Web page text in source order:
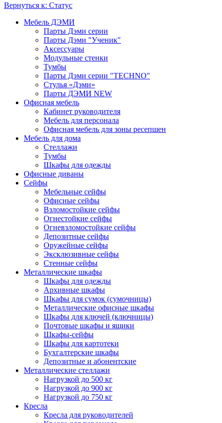
Вернуться к: Статус
Мебель ДЭМИ
Парты Дэми серии
Парты Дэми "Ученик"
Аксессуары
Модульные стенки
Тумбы
Парты Дэми серии "TECHNO"
Стулья «Дэми»
Парты ДЭМИ NEW
Офисная мебель
Кабинет руководителя
Мебель для персонала
Офисная мебель для зоны ресепшен
Мебель для дома
Стеллажи
Тумбы
Шкафы для одежды
Офисные диваны
Сейфы
Мебельные сейфы
Офисные сейфы
Взломостойкие сейфы
Огнестойкие сейфы
Огневзломостойкие сейфы
Депозитные сейфы
Оружейные сейфы
Эксклюзивные сейфы
Стенные сейфы
Металлические шкафы
Шкафы для одежды
Архивные шкафы
Шкафы для сумок (сумочницы)
Металлические офисные шкафы
Шкафы для ключей (ключницы)
Почтовые шкафы и ящики
Шкафы-сейфы
Шкафы для картотеки
Бухгалтерские шкафы
Депозитные и абонентские
Металлические стеллажи
Нагрузкой до 500 кг
Нагрузкой до 900 кг
Нагрузкой до 750 кг
Кресла
Кресла для руководителей